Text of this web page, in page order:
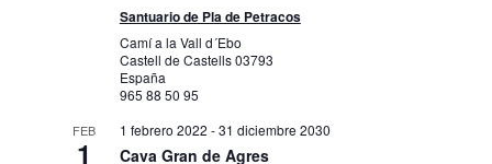
Santuario de Pla de Petracos
Camí a la Vall d´Ebo
Castell de Castells03793
España
965 88 50 95
FEB
1
1 febrero 2022 -31 diciembre 2030
Cava Gran de Agres